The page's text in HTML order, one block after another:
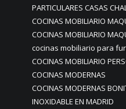
PARTICULARES CASAS
COCINAS MOBILIARIO
COCINAS MOBILIARIO
cocinas mobiliario para
COCINAS MOBILIARIO
COCINAS MODERNAS
COCINAS MODERNAS
INOXIDABLE EN MADRID